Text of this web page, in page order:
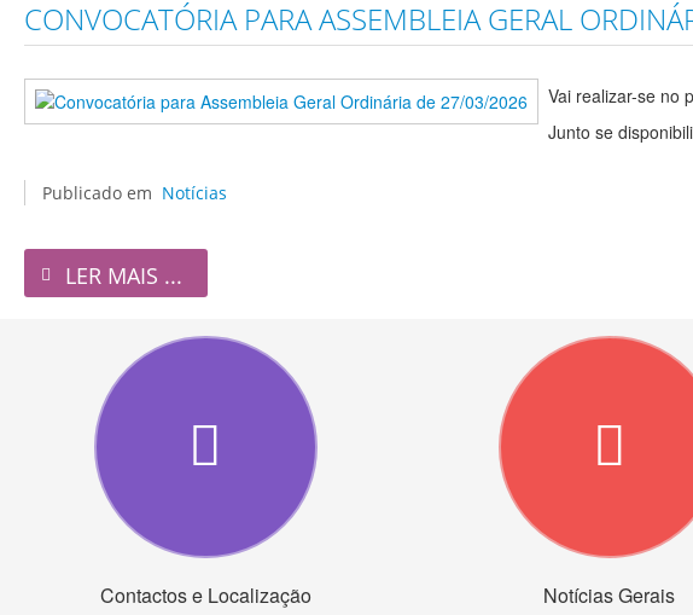
CONVOCATÓRIA PARA ASSEMBLEIA GERAL
Vai realizar-se no
Junto se
Publicado em Notícias
LER MAIS ...
Contactos e Localização Notícias Gerais